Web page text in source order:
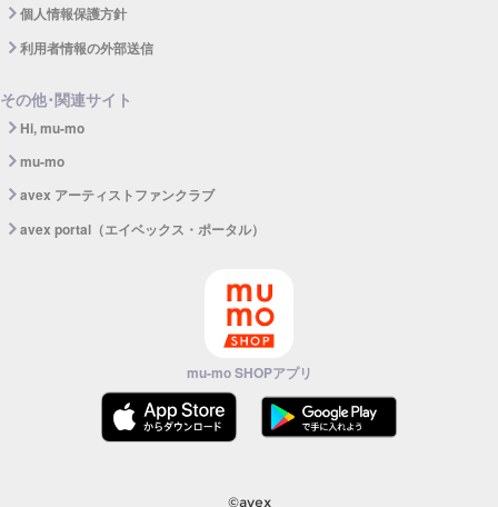
個人情報保護方針
利用者情報の外部送信
その他･関連サイト
Hi, mu-mo
mu-mo
avex アーティストファンクラブ
avex portal（エイベックス・ポータル）
mu-mo SHOPアプリ
©avex